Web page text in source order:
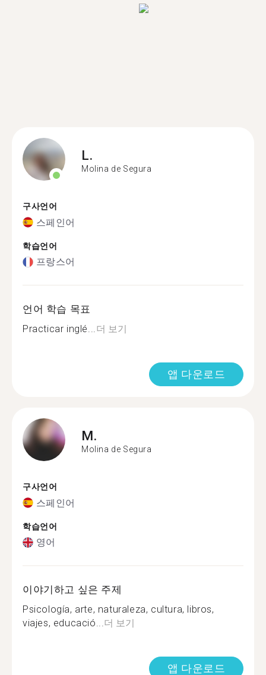
L.
Molina de Segura
구사언어
스페인어
학습언어
프랑스어
언어 학습 목표
Practicar inglé...더 보기
앱 다운로드
M.
Molina de Segura
구사언어
스페인어
학습언어
영어
이야기하고 싶은 주제
Psicología, arte, naturaleza, cultura, libros,
viajes, educació...더 보기
앱 다운로드